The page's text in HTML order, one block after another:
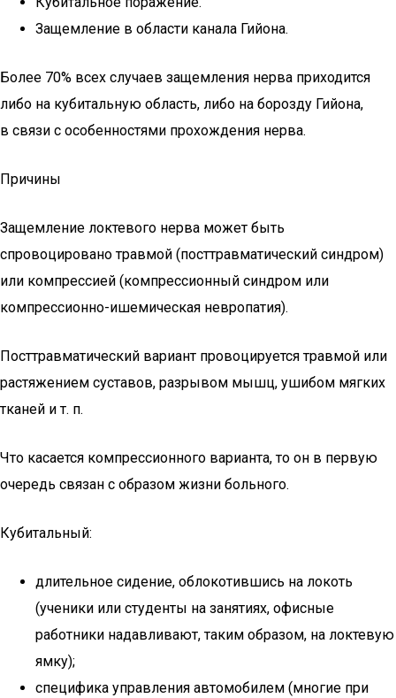
Защемление в области канала Гийона.
Более 70% всех случаев защемления нерва приходится
либо на кубитальную область, либо на борозду Гийона,
в связи с особенностями прохождения нерва.
Причины
Защемление локтевого нерва может быть
спровоцировано травмой (посттравматический синдром)
или компрессией (компрессионный синдром или
компрессионно-ишемическая невропатия).
Посттравматический вариант провоцируется травмой или
растяжением суставов, разрывом мышц, ушибом мягких
тканей и т. п.
Что касается компрессионного варианта, то он в первую
очередь связан с образом жизни больного.
Кубитальный:
длительное сидение, облокотившись на локоть
(ученики или студенты на занятиях, офисные
работники надавливают, таким образом, на локтевую
ямку);
специфика управления автомобилем (многие при